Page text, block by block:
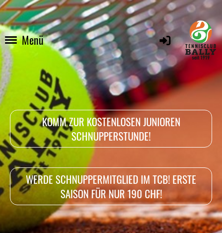
Menü
KOMM ZUR KOSTENLOSEN JUNIOREN
SCHNUPPERSTUNDE!
WERDE SCHNUPPERMITGLIED IM TCB! ERSTE
SAISON FÜR NUR 190 CHF!